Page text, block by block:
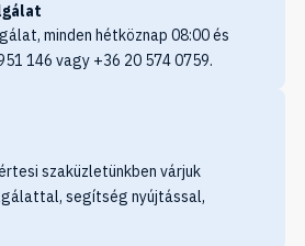
minden hétköznap 08:00 és
146 vagy +36 20 574 0759.
szaküzletünkben várjuk
segítség nyújtással,